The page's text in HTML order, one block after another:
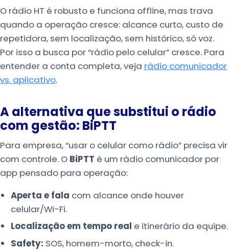
O rádio HT é robusto e funciona offline, mas trava
quando a operação cresce: alcance curto, custo de
repetidora, sem localização, sem histórico, só voz.
Por isso a busca por “rádio pelo celular” cresce. Para
entender a conta completa, veja rádio comunicador
vs. aplicativo.
A alternativa que substitui o rádio
com gestão: BiPTT
Para empresa, “usar o celular como rádio” precisa vir
com controle. O BiPTT é um rádio comunicador por
app pensado para operação:
Aperta e fala com alcance onde houver
celular/Wi-Fi.
Localização em tempo real e itinerário da equipe.
Safety: SOS, homem-morto, check-in.